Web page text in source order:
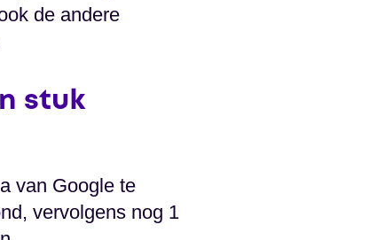
de andere
stuk
van Google te
vervolgens nog 1